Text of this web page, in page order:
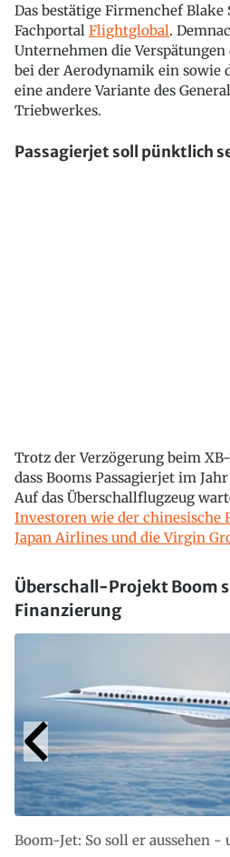
Das bestätige Firmenchef Blake
Fachportal Flightglobal.
Unternehmen die
bei der Aerodynamik ein sowie
eine andere Variante des
Triebwerkes.
Passagierjet soll pünktlich
Trotz der Verzögerung beim
dass Booms Passagierjet im
Auf das Überschallflugzeug
Investoren wie der chinesische
Japan Airlines und die Virgin
Überschall-Projekt Boom
Finanzierung
Boom-Jet: So soll er aussehen -